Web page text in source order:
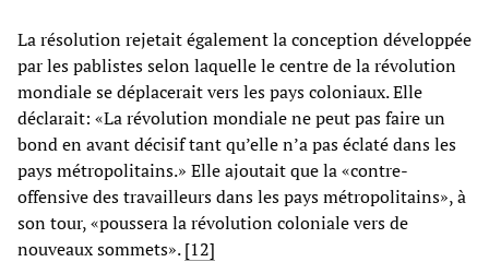
La résolution rejetait également la conception développée
par les pablistes selon laquelle le centre de la révolution
mondiale se déplacerait vers les pays coloniaux. Elle
déclarait: «La révolution mondiale ne peut pas faire un
bond en avant décisif tant qu’elle n’a pas éclaté dans les
pays métropolitains.» Elle ajoutait que la «contre-
offensive des travailleurs dans les pays métropolitains», à
son tour, «poussera la révolution coloniale vers de
nouveaux sommets».[12]